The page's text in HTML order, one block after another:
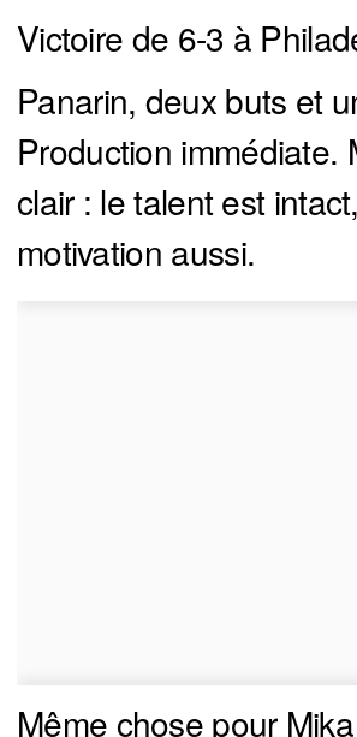
Victoire de 6-3 à
Panarin, deux buts et
Production immédiate.
clair : le talent est
motivation aussi.
Même chose pour